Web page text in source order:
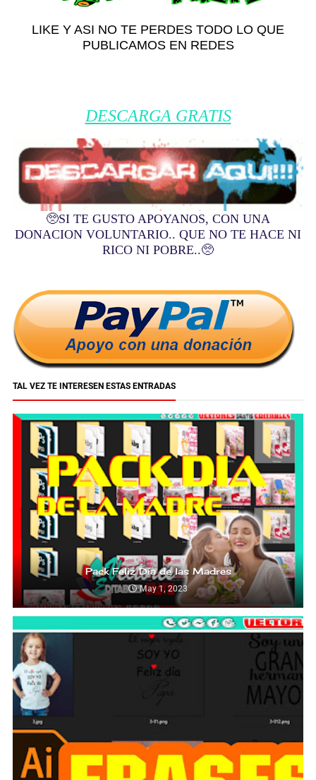
LIKE Y ASI NO TE PERDES TODO LO QUE
PUBLICAMOS EN REDES
DESCARGA GRATIS
🥺SI TE GUSTO APOYANOS, CON UNA
DONACION VOLUNTARIO.. QUE NO TE HACE NI
RICO NI POBRE..🥺
TAL VEZ TE INTERESEN ESTAS ENTRADAS
Pack Feliz Día de las Madres
May 1, 2023